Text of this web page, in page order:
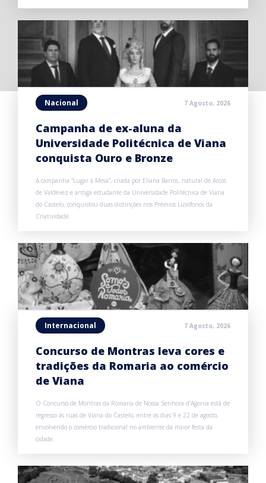
Nacional 7 Agosto, 2026
Campanha de ex-aluna da
Universidade Politécnica de Viana
conquista Ouro e Bronze
A campanha “Lugar à Mesa”, criada por Eliana Barros, natural de Arcos
de Valdevez e antiga estudante da Universidade Politécnica de Viana
do Castelo, conquistou duas distinções nos Prémios Lusófonos da
Criatividade.
Internacional 7 Agosto, 2026
Concurso de Montras leva cores e
tradições da Romaria ao comércio
de Viana
O Concurso de Montras da Romaria de Nossa Senhora d’Agonia está de
regresso às ruas de Viana do Castelo, entre os dias 9 e 22 de agosto,
envolvendo o comércio tradicional no ambiente da maior festa da
cidade.